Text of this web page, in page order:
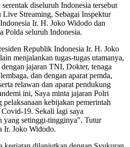
diseluruh Indonesia tersebut
Streaming, Sebagai Inspektur
Ir. H. Joko Widodo dan
Polda seluruh Indonesia.
Republik Indonesia Ir. H. Joko
menjalankan tugas-tugas utamanya,
jajaran TNI, Dokter, tenaga
dan dengan aparat pemda,
relawan dan aparat pendukung
ini, Saya minta jajaran Polri
kebijakan pemerintah
19. Sekali lagi saya
yang setinggi-tingginya″. Tutur
Ir. Joko Widodo.